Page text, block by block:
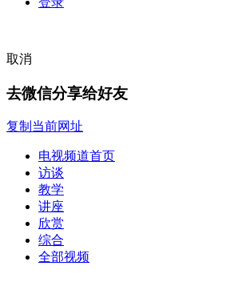
取消
去微信分享给好友
复制当前网址
电视频道首页
访谈
教学
讲座
欣赏
综合
全部视频